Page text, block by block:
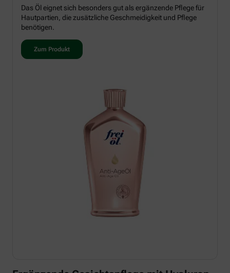
Das Öl eignet sich besonders gut als ergänzende Pflege für
Hautpartien, die zusätzliche Geschmeidigkeit und Pflege
benötigen.
Zum Produkt